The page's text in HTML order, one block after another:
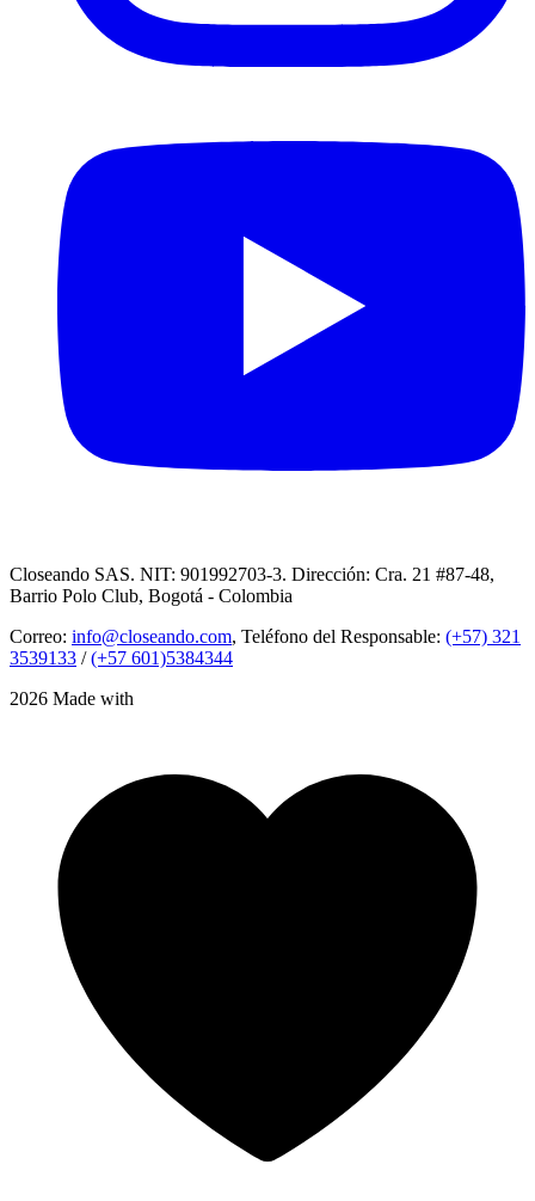
Closeando SAS. NIT: 901992703-3. Dirección: Cra. 21 #87-48,
Barrio Polo Club, Bogotá - Colombia
Correo: info@closeando.com, Teléfono del Responsable: (+57) 321
3539133 /(+57 601)5384344
2026 Made with